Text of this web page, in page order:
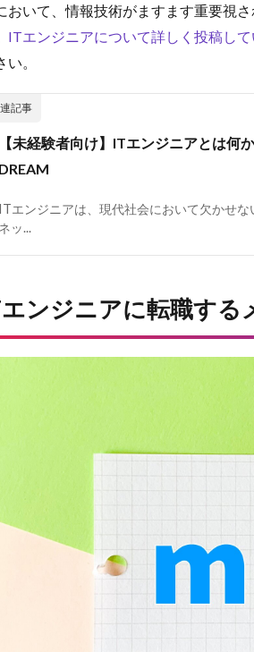
おいて、情報技術がますます重要視
ITエンジニアについて詳しく投稿し
い。
【未経験者向け】ITエンジニアとは何
DREAM
ITエンジニアは、現代社会において欠かせ
ネッ...
ンジニアに転職する